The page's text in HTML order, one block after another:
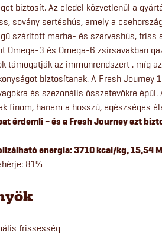
biztosít. Az eledel közvetlenül a
sovány sertéshús, amely a
szárított marha- és szarvashús, friss
Omega-3 és Omega-6 zsírsavakban
támogatják az immunrendszert , míg
biztosítanak. A Fresh Journey
és szezonális összetevőkre
finom, hanem a hosszú, egészséges
érdemli – és a Fresh Journey ezt
energia: 3710 kcal/kg, 15,54
81%
frissesség